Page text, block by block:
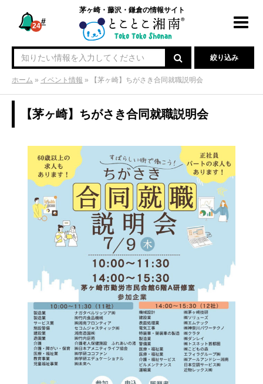
#
24
茅ヶ崎・藤沢・鎌倉の情報サイト
絞り込み
ホーム » イベント情報 » 【茅ヶ崎】ちがさき合同就職説明会
【茅ヶ崎】ちがさき合同就職説明会